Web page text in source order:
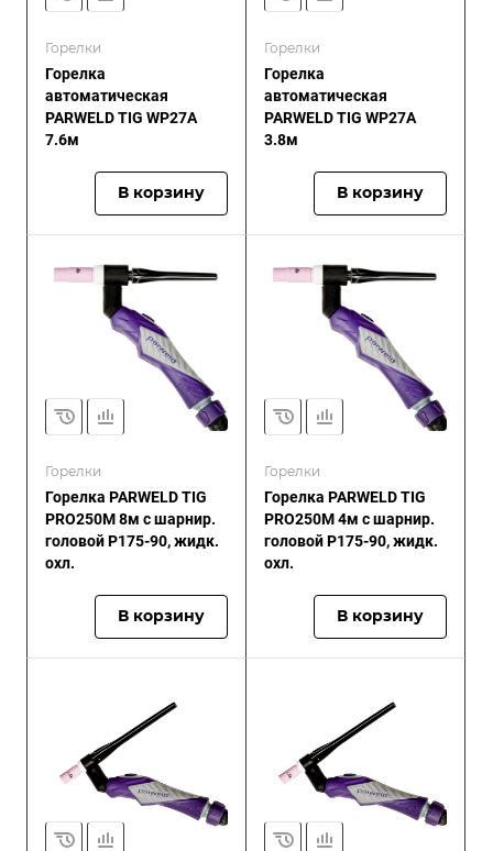
Горелки
Горелка
автоматическая
PARWELD TIG WP27A
7.6м
В корзину
Горелки
Горелка
автоматическая
PARWELD TIG WP27A
3.8м
В корзину
Горелки
Горелка PARWELD TIG
PRO250M 8м с шарнир.
головой P175-90, жидк.
охл.
В корзину
Горелки
Горелка PARWELD TIG
PRO250M 4м с шарнир.
головой P175-90, жидк.
охл.
В корзину